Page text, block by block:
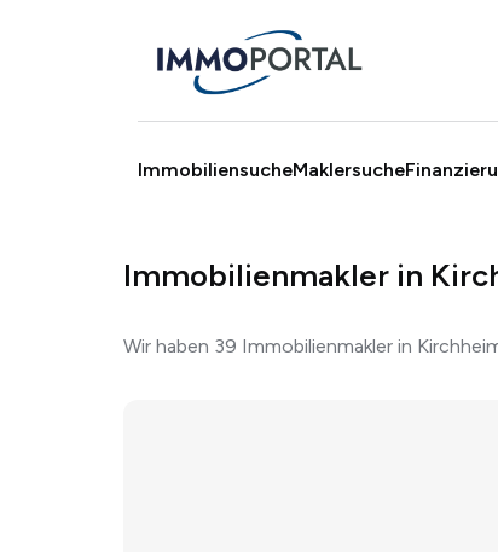
ImmobiliensucheMaklersuche
Immobilienmakler in
Wir haben 39 Immobilienmakler in